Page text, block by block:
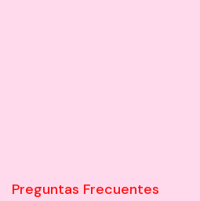
Preguntas Frecuentes